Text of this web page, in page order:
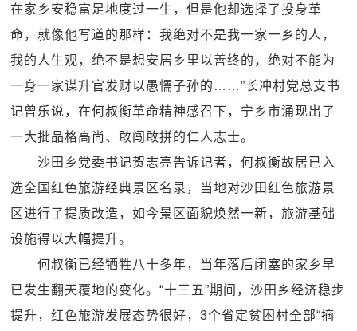
在家乡安稳富足地度过一生，但是他却选择了投身革
命，就像他写道的那样：我绝对不是我一家一乡的人，
我的人生观，绝不是想安居乡里以善终的，绝对不能为
一身一家谋升官发财以愚懦子孙的……”长冲村党总支书
记曾乐说，在何叔衡革命精神感召下，宁乡市涌现出了
一大批品格高尚、敢闯敢拼的仁人志士。
沙田乡党委书记贺志亮告诉记者，何叔衡故居已入
选全国红色旅游经典景区名录，当地对沙田红色旅游景
区进行了提质改造，如今景区面貌焕然一新，旅游基础
设施得以大幅提升。
何叔衡已经牺牲八十多年，当年落后闭塞的家乡早
已发生翻天覆地的变化。“十三五”期间，沙田乡经济稳步
提升，红色旅游发展态势很好，3个省定贫困村全部“摘